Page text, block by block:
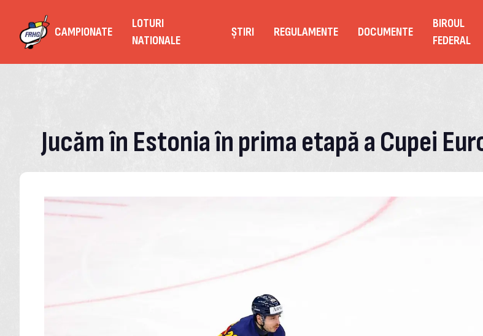
CAMPIONATE
LOTURI
NATIONALE
ȘTIRI REGULAMENTE DOCUMENTE
BIROUL
FEDERAL
Jucăm în Estonia în prima etapă a Cupei